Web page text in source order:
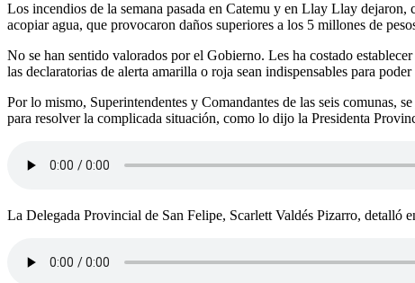
Los incendios de la semana pasada en Catemu y en Llay Llay
acopiar agua, que provocaron daños superiores a los 5 millones de
No se han sentido valorados por el Gobierno. Les ha costado
las declaratorias de alerta amarilla o roja sean indispensables para
Por lo mismo, Superintendentes y Comandantes de las seis comunas,
para resolver la complicada situación, como lo dijo la Presidenta
La Delegada Provincial de San Felipe, Scarlett Valdés Pizarro, detalló